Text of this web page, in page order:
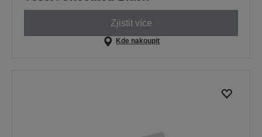
Zjistit více
Kde nakoupit